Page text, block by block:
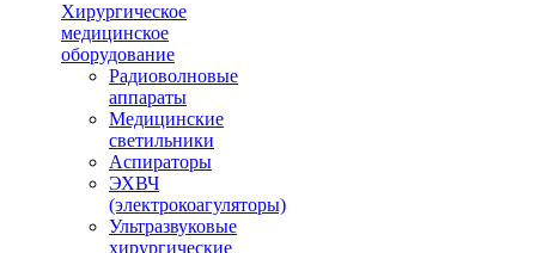
Хирургическое
медицинское
оборудование
Радиоволновые
аппараты
Медицинские
светильники
Аспираторы
ЭХВЧ
(электрокоагуляторы)
Ультразвуковые
хирургические